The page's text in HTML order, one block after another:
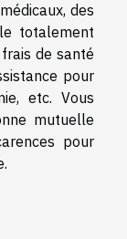
des
totalement
de santé
pour
etc. Vous
mutuelle
pour